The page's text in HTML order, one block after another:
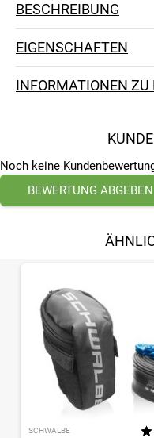
BESCHREIBUNG
EIGENSCHAFTEN
INFORMATIONEN ZU
Noch keine
BEWERTUNG ABGEBEN
SCHWALBE